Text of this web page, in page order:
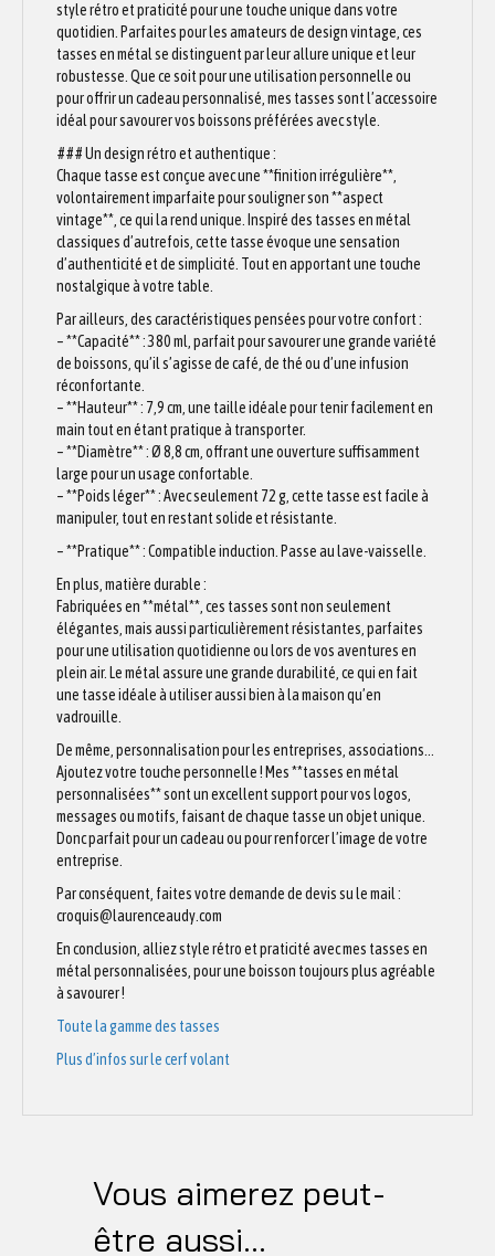
style rétro et praticité pour une touche unique dans votre
quotidien. Parfaites pour les amateurs de design vintage, ces
tasses en métal se distinguent par leur allure unique et leur
robustesse. Que ce soit pour une utilisation personnelle ou
pour offrir un cadeau personnalisé, mes tasses sont l’accessoire
idéal pour savourer vos boissons préférées avec style.
### Un design rétro et authentique :
Chaque tasse est conçue avec une **finition irrégulière**,
volontairement imparfaite pour souligner son **aspect
vintage**, ce qui la rend unique. Inspiré des tasses en métal
classiques d’autrefois, cette tasse évoque une sensation
d’authenticité et de simplicité. Tout en apportant une touche
nostalgique à votre table.
Par ailleurs, des caractéristiques pensées pour votre confort :
– **Capacité** : 380 ml, parfait pour savourer une grande variété
de boissons, qu’il s’agisse de café, de thé ou d’une infusion
réconfortante.
– **Hauteur** : 7,9 cm, une taille idéale pour tenir facilement en
main tout en étant pratique à transporter.
– **Diamètre** : Ø 8,8 cm, offrant une ouverture suffisamment
large pour un usage confortable.
– **Poids léger** : Avec seulement 72 g, cette tasse est facile à
manipuler, tout en restant solide et résistante.
– **Pratique** : Compatible induction. Passe au lave-vaisselle.
En plus, matière durable :
Fabriquées en **métal**, ces tasses sont non seulement
élégantes, mais aussi particulièrement résistantes, parfaites
pour une utilisation quotidienne ou lors de vos aventures en
plein air. Le métal assure une grande durabilité, ce qui en fait
une tasse idéale à utiliser aussi bien à la maison qu’en
vadrouille.
De même, personnalisation pour les entreprises, associations…
Ajoutez votre touche personnelle ! Mes **tasses en métal
personnalisées** sont un excellent support pour vos logos,
messages ou motifs, faisant de chaque tasse un objet unique.
Donc parfait pour un cadeau ou pour renforcer l’image de votre
entreprise.
Par conséquent, faites votre demande de devis su le mail :
croquis@laurenceaudy.com
En conclusion, alliez style rétro et praticité avec mes tasses en
métal personnalisées, pour une boisson toujours plus agréable
à savourer !
Toute la gamme des tasses
Plus d’infos sur le cerf volant
Vous aimerez peut-
être aussi…